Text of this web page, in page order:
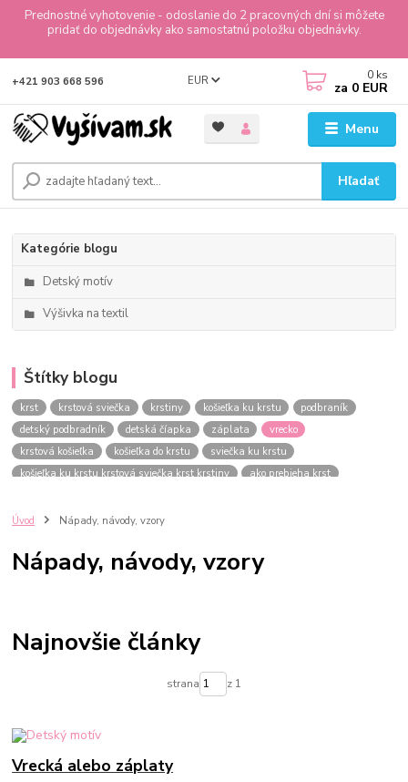
Prednostné vyhotovenie - odoslanie do 2 pracovných dní si môžete
pridať do objednávky ako samostatnú položku objednávky.
Menu
EUR
Hľadať
+421 903 668 596 0 ks
za 0 EUR
Kategórie blogu
Detský motív
Výšivka na textil
Štítky blogu
krst krstová sviečka krstiny košieľka ku krstu
podbraník
detský podbradník
detská číapka záplata
vrecko
krstová košieľka
košieľka do krstu
sviečka ku krstu
košieľka ku krstu krstová sviečka krst krstiny
ako prebieha krst
Úvod
Nápady, návody, vzory
Nápady, návody, vzory
Najnovšie články
strana z 1
Vrecká alebo záplaty